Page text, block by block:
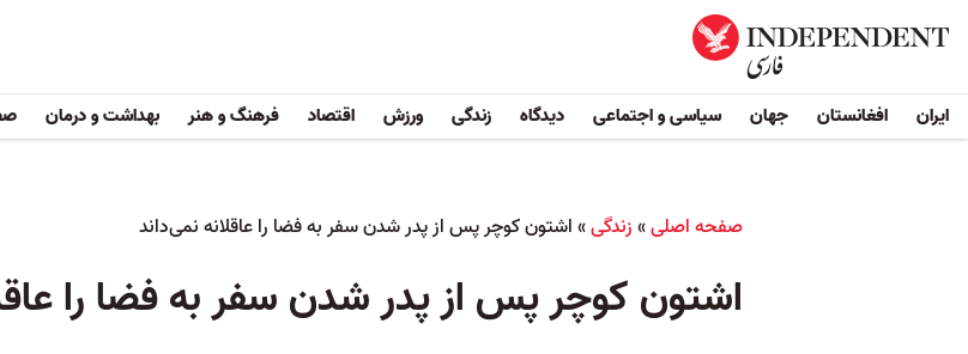
ایران افغانستان جهان سیاسی و اجتماعی دیدگاه زندگی ورزش اقتصاد فرهنگ و هنر بهداشت و درمان
صفحه اصلی»زندگی»اشتون کوچر پس از پدر شدن سفر به فضا را عاقلانه نمی‌داند
اشتون کوچر پس از پدر شدن سفر به فضا را